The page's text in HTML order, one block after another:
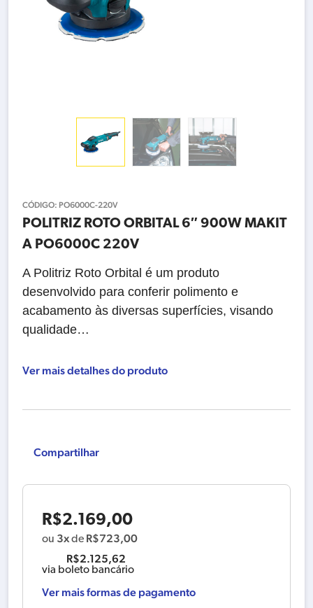
CÓDIGO: PO6000C-220V
POLITRIZ ROTO ORBITAL 6″ 900W MAKIT
A PO6000C 220V
A Politriz Roto Orbital é um produto
desenvolvido para conferir polimento e
acabamento às diversas superfícies, visando
qualidade…
Ver mais detalhes do produto
Compartilhar
R$2.169,00
ou 3xde R$723,00
R$2.125,62
via boleto bancário
Ver mais formas de pagamento